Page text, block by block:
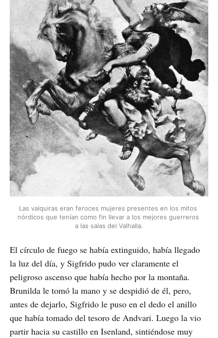
Las valquiras eran feroces mujeres presentes en los mitos
nórdicos que tenían como fin llevar a los mejores guerreros
a las salas del Valhalla.
El círculo de fuego se había extinguido, había llegado
la luz del día, y Sigfrido pudo ver claramente el
peligroso ascenso que había hecho por la montaña.
Brunilda le tomó la mano y se despidió de él, pero,
antes de dejarlo, Sigfrido le puso en el dedo el anillo
que había tomado del tesoro de Andvari. Luego la vio
partir hacia su castillo en Isenland, sintiéndose muy